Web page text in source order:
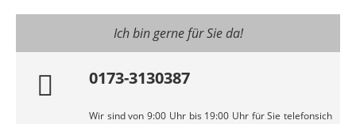
Ich bin gerne für Sie da!
0173-3130387
Wir sind von 9:00 Uhr bis 19:00 Uhr für Sie telefonsich